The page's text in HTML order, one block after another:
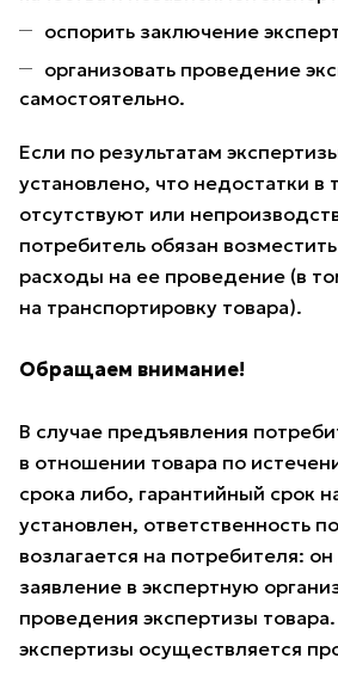
оспорить заключение
организовать проведение
самостоятельно.
Если по результатам
установлено, что недостатки в
отсутствуют или
потребитель обязан
расходы на ее проведение (в
на транспортировку товара).
Обращаем внимание!
В случае предъявления
в отношении товара по
срока либо, гарантийный срок
установлен, ответственность
возлагается на потребителя:
заявление в экспертную
проведения экспертизы
экспертизы осуществляется